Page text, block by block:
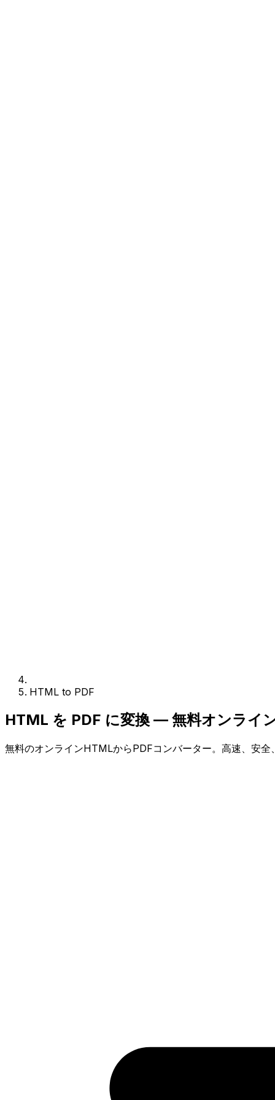
HTML to PDF
HTML を PDF に変換 — 無料オンライ
無料のオンラインHTMLからPDFコンバーター。高速、安全